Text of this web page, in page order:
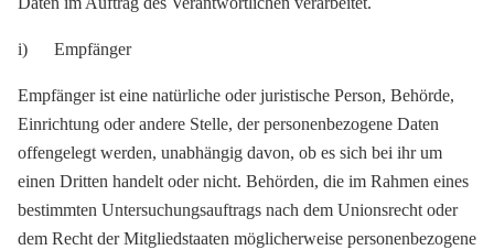
i) Empfänger
Empfänger ist eine natürliche oder juristische Person, Behörde,
Einrichtung oder andere Stelle, der personenbezogene Daten
offengelegt werden, unabhängig davon, ob es sich bei ihr um
einen Dritten handelt oder nicht. Behörden, die im Rahmen eines
bestimmten Untersuchungsauftrags nach dem Unionsrecht oder
dem Recht der Mitgliedstaaten möglicherweise personenbezogene